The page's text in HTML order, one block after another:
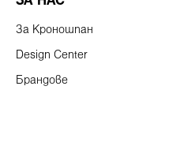
За Кроношпан
Design Center
Брандове